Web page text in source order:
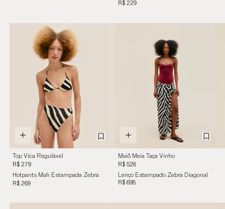
R$ 229
Top Vica Regulável
Estampa Zebra
Diagonal
R$ 279
Hotpants Mah Estampada Zebra
Diagonal
R$ 269
Maiô Meia Taça Vinho
Marsala
R$ 528
Lenço Estampado Zebra Diagonal
R$ 698